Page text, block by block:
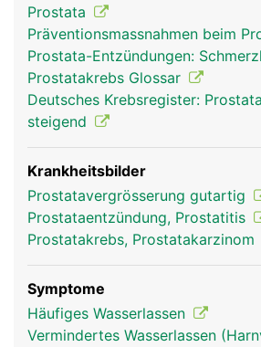
Prostata
Präventionsmassnahmen beim
Prostata-Entzündungen:
Prostatakrebs Glossar
Deutsches Krebsregister:
steigend
Krankheitsbilder
Prostatavergrösserung gutartig
Prostataentzündung, Prostatitis
Prostatakrebs, Prostatakarzinom
Symptome
Häufiges Wasserlassen
Vermindertes Wasserlassen